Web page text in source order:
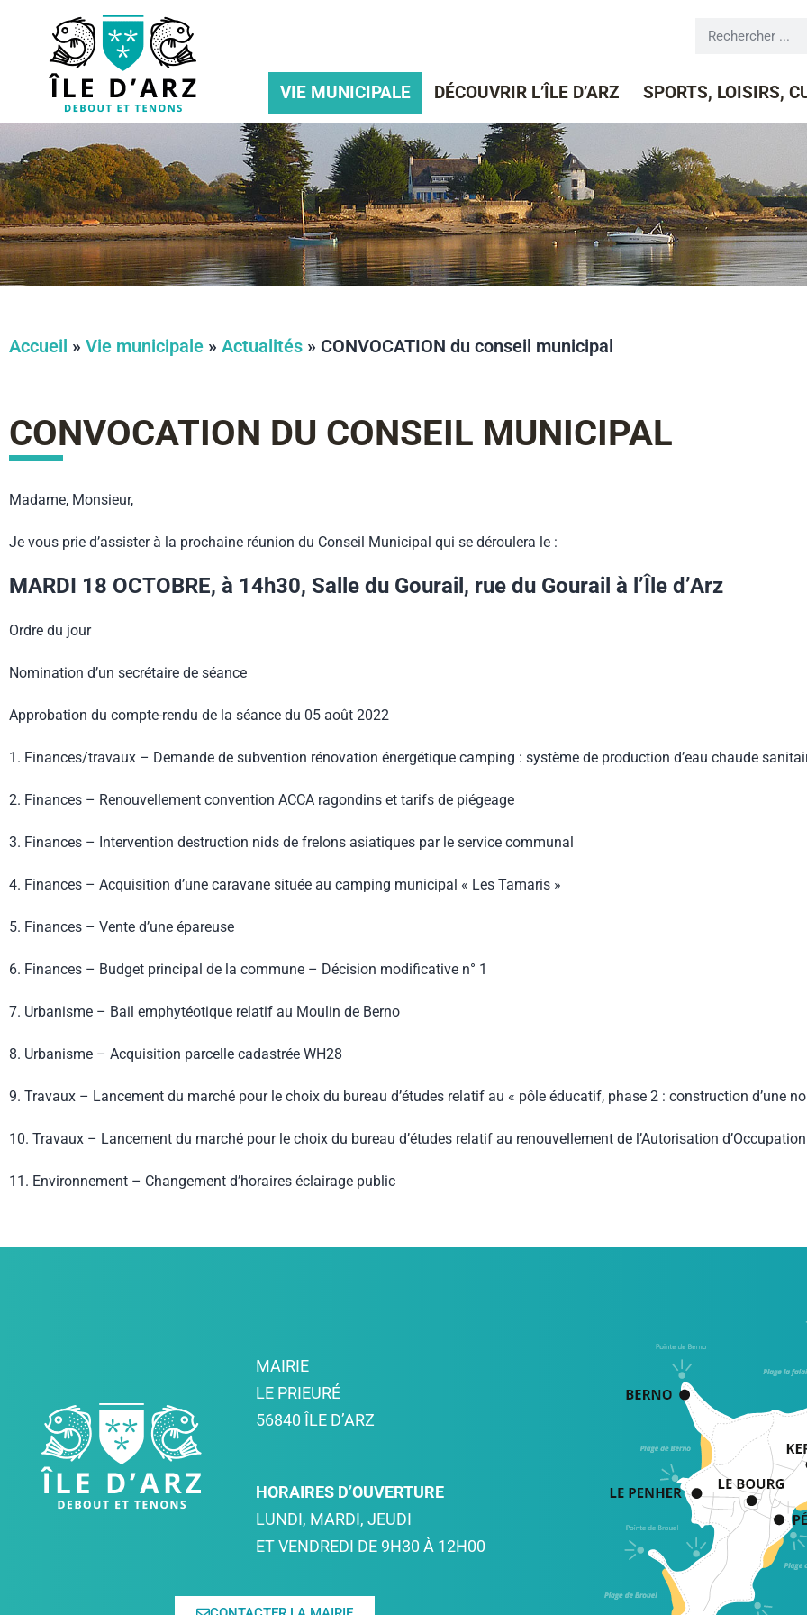
VIE MUNICIPALE DÉCOUVRIR L’ÎLE D’ARZ SPORTS, LOISIRS,
Accueil » Vie municipale » Actualités » CONVOCATION du conseil municipal
CONVOCATION DU CONSEIL MUNICIPAL
Madame, Monsieur,
Je vous prie d’assister à la prochaine réunion du Conseil Municipal qui se déroulera le :
MARDI 18 OCTOBRE, à 14h30, Salle du Gourail, rue du Gourail à l’Île d’Arz
Ordre du jour
Nomination d’un secrétaire de séance
Approbation du compte-rendu de la séance du 05 août 2022
1. Finances/travaux – Demande de subvention rénovation énergétique camping : système de production d’eau chaude
2. Finances – Renouvellement convention ACCA ragondins et tarifs de piégeage
3. Finances – Intervention destruction nids de frelons asiatiques par le service communal
4. Finances – Acquisition d’une caravane située au camping municipal « Les Tamaris »
5. Finances – Vente d’une épareuse
6. Finances – Budget principal de la commune – Décision modificative n° 1
7. Urbanisme – Bail emphytéotique relatif au Moulin de Berno
8. Urbanisme – Acquisition parcelle cadastrée WH28
9. Travaux – Lancement du marché pour le choix du bureau d’études relatif au « pôle éducatif, phase 2 : construction d’une
10. Travaux – Lancement du marché pour le choix du bureau d’études relatif au renouvellement de l’Autorisation
11. Environnement – Changement d’horaires éclairage public
MAIRIE
LE PRIEURÉ
56840 ÎLE D’ARZ
HORAIRES D’OUVERTURE
LUNDI, MARDI, JEUDI
ET VENDREDI DE 9H30 À 12H00